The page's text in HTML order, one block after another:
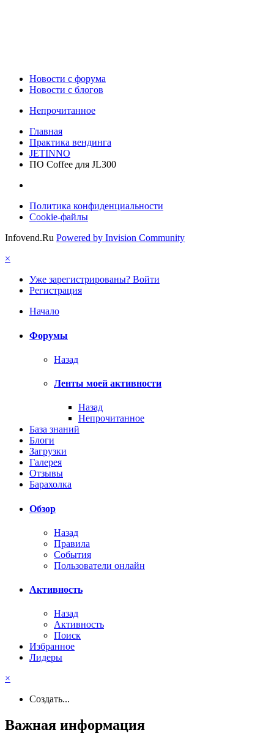
Новости c форума
Новости с блогов
Непрочитанное
Главная
Практика вендинга
JETINNO
ПО Coffee для JL300
Политика конфиденциальности
Cookie-файлы
Infovend.Ru Powered by Invision Community
×
Уже зарегистрированы? Войти
Регистрация
Начало
Форумы
Назад
Ленты моей активности
Назад
Непрочитанное
База знаний
Блоги
Загрузки
Галерея
Отзывы
Барахолка
Обзор
Назад
Правила
События
Пользователи онлайн
Активность
Назад
Активность
Поиск
Избранное
Лидеры
×
Создать...
Важная информация